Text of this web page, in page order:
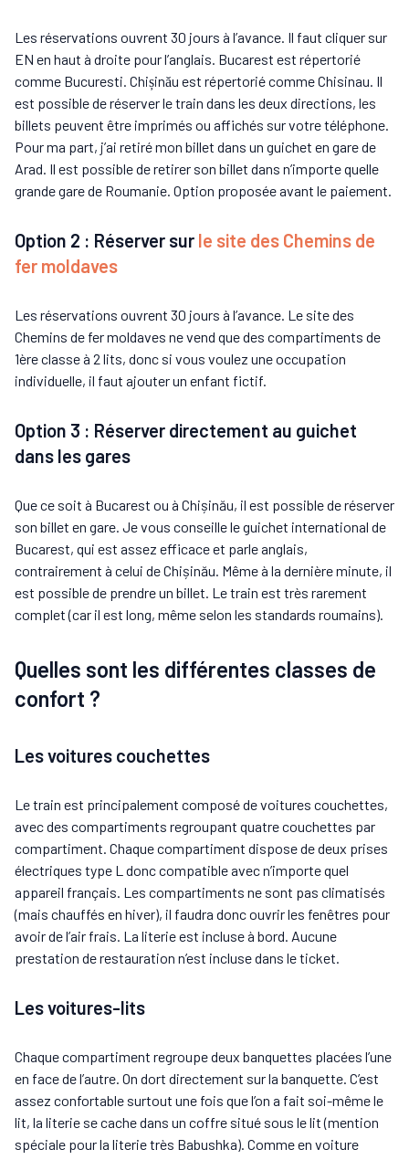
Les réservations ouvrent 30 jours à l’avance. Il faut cliquer sur
EN en haut à droite pour l’anglais. Bucarest est répertorié
comme Bucuresti. Chișinău est répertorié comme Chisinau. Il
est possible de réserver le train dans les deux directions, les
billets peuvent être imprimés ou affichés sur votre téléphone.
Pour ma part, j’ai retiré mon billet dans un guichet en gare de
Arad. Il est possible de retirer son billet dans n’importe quelle
grande gare de Roumanie. Option proposée avant le paiement.
Option 2 : Réserver sur le site des Chemins de
fer moldaves
Les réservations ouvrent 30 jours à l’avance. Le site des
Chemins de fer moldaves ne vend que des compartiments de
1ère classe à 2 lits, donc si vous voulez une occupation
individuelle, il faut ajouter un enfant fictif.
Option 3 : Réserver directement au guichet
dans les gares
Que ce soit à Bucarest ou à Chișinău, il est possible de réserver
son billet en gare. Je vous conseille le guichet international de
Bucarest, qui est assez efficace et parle anglais,
contrairement à celui de Chișinău. Même à la dernière minute, il
est possible de prendre un billet. Le train est très rarement
complet (car il est long, même selon les standards roumains).
Quelles sont les différentes classes de
confort ?
Les voitures couchettes
Le train est principalement composé de voitures couchettes,
avec des compartiments regroupant quatre couchettes par
compartiment. Chaque compartiment dispose de deux prises
électriques type L donc compatible avec n’importe quel
appareil français. Les compartiments ne sont pas climatisés
(mais chauffés en hiver), il faudra donc ouvrir les fenêtres pour
avoir de l’air frais. La literie est incluse à bord. Aucune
prestation de restauration n’est incluse dans le ticket.
Les voitures-lits
Chaque compartiment regroupe deux banquettes placées l’une
en face de l’autre. On dort directement sur la banquette. C’est
assez confortable surtout une fois que l’on a fait soi-même le
lit, la literie se cache dans un coffre situé sous le lit (mention
spéciale pour la literie très Babushka). Comme en voiture